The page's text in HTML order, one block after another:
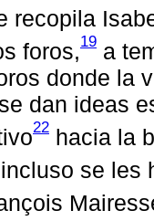
recopila
foros,19 a
donde la
dan ideas
22 hacia la
se les